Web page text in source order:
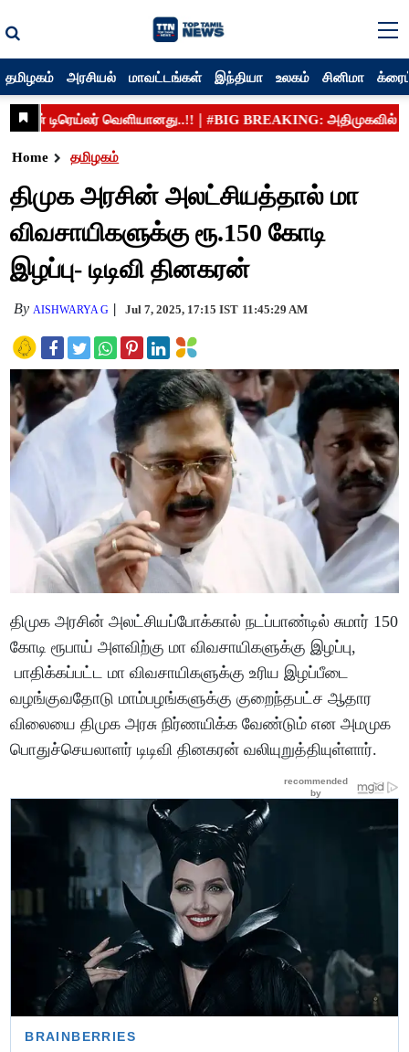
தமிழகம் அரசியல் மாவட்டங்கள் இந்தியா உலகம் சினிமா
Home தமிழகம்
திமுக அரசின் அலட்சியத்தால் மா
விவசாயிகளுக்கு ரூ.150 கோடி
இழப்பு- டிடிவி தினகரன்
By AISHWARYA G Jul 7, 2025, 17:15 IST 11:45:29 AM
திமுக அரசின் அலட்சியப்போக்கால் நடப்பாண்டில் சுமார் 150
கோடி ரூபாய் அளவிற்கு மா விவசாயிகளுக்கு இழப்பு,
பாதிக்கப்பட்ட மா விவசாயிகளுக்கு உரிய இழப்பீடை
வழங்குவதோடு மாம்பழங்களுக்கு குறைந்தபட்ச ஆதார
விலையை திமுக அரசு நிர்ணயிக்க வேண்டும் என அமமுக
பொதுச்செயலாளர் டிடிவி தினகரன் வலியுறுத்தியுள்ளார்.